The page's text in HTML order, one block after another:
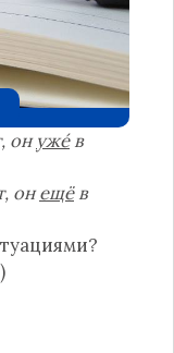
онуже́в
онещёв